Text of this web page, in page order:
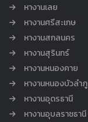
หางานเลย
หางานศรีสะเกษ
หางานสกลนคร
หางานสุรินทร์
หางานหนองคาย
หางานหนองบัวลำภู
หางานอุดรธานี
หางานอุบลราชธานี